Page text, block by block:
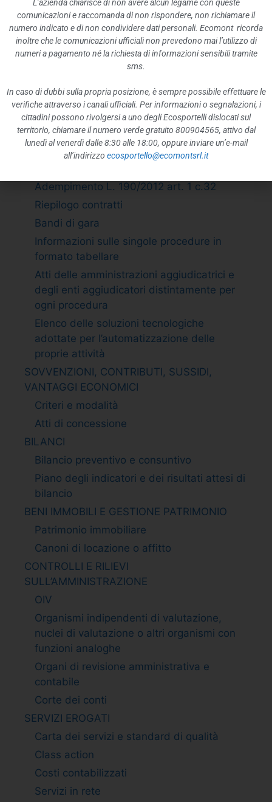
Rappresentazione grafica
ATTIVITÀ E PROCEDIMENTI
Tipologie di procedimento
Dichiarazioni sostitutive e acquisizione
PROVVEDIMENTI
Provvedimenti organi indirizzo politico
Provvedimenti dirigenti amministrativi
CONTROLLI SULLE IMPRESE
Adempimento L. 190/2012 art. 1 c.32
Riepilogo contratti
Bandi di gara
Informazioni sulle singole procedure in
formato tabellare
Atti delle amministrazioni aggiudicatrici e
degli enti aggiudicatori distintamente per
ogni procedura
Elenco delle soluzioni tecnologiche
adottate per l’automatizzazione delle
proprie attività
SOVVENZIONI, CONTRIBUTI, SUSSIDI,
VANTAGGI ECONOMICI
Criteri e modalità
Atti di concessione
BILANCI
Bilancio preventivo e consuntivo
Piano degli indicatori e dei risultati attesi di
bilancio
BENI IMMOBILI E GESTIONE PATRIMONIO
Patrimonio immobiliare
Canoni di locazione o affitto
CONTROLLI E RILIEVI
SULL’AMMINISTRAZIONE
OIV
Organismi indipendenti di valutazione,
nuclei di valutazione o altri organismi con
funzioni analoghe
Organi di revisione amministrativa e
contabile
Corte dei conti
SERVIZI EROGATI
Carta dei servizi e standard di qualità
Class action
Costi contabilizzati
Servizi in rete
L’azienda chiarisce di non avere alcun legame con queste
comunicazioni e raccomanda di non rispondere, non richiamare il
numero indicato e di non condividere dati personali. Ecomont ricorda
inoltre che le comunicazioni ufficiali non prevedono mai l’utilizzo di
numeri a pagamento né la richiesta di informazioni sensibili tramite
sms.
In caso di dubbi sulla propria posizione, è sempre possibile effettuare le
verifiche attraverso i canali ufficiali. Per informazioni o segnalazioni, i
cittadini possono rivolgersi a uno degli Ecosportelli dislocati sul
territorio, chiamare il numero verde gratuito 800904565, attivo dal
lunedì al venerdì dalle 8:30 alle 18:00, oppure inviare un’e-mail
all’indirizzo ecosportello@ecomontsrl.it